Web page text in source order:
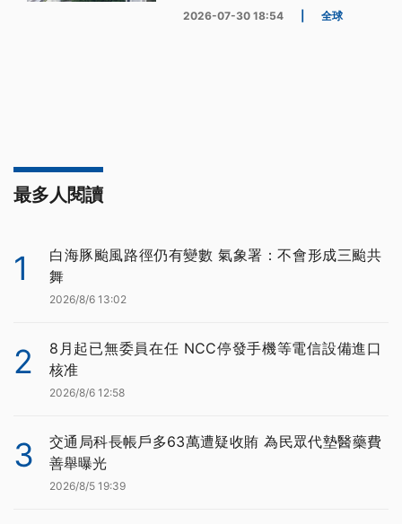
2026-07-30 18:54 全球
最多人閱讀
1
白海豚颱風路徑仍有變數 氣象署：不會形成三颱共
舞
2026/8/6 13:02
2
8月起已無委員在任 NCC停發手機等電信設備進口
核准
2026/8/6 12:58
3
交通局科長帳戶多63萬遭疑收賄 為民眾代墊醫藥費
善舉曝光
2026/8/5 19:39